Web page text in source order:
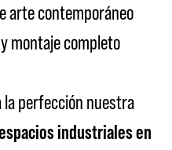
arte contemporáneo
montaje completo
la perfección nuestra
industriales en